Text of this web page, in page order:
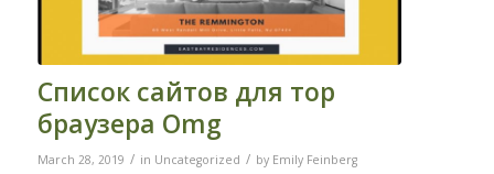
Список сайтов для тор
браузера Omg
March 28, 2019 / in Uncategorized / by Emily Feinberg